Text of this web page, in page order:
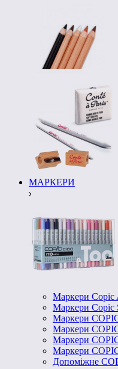
МАРКЕРИ
Маркери Copic
Маркери Copic
Маркери
Маркери
Маркери
Маркери
Допоміжне